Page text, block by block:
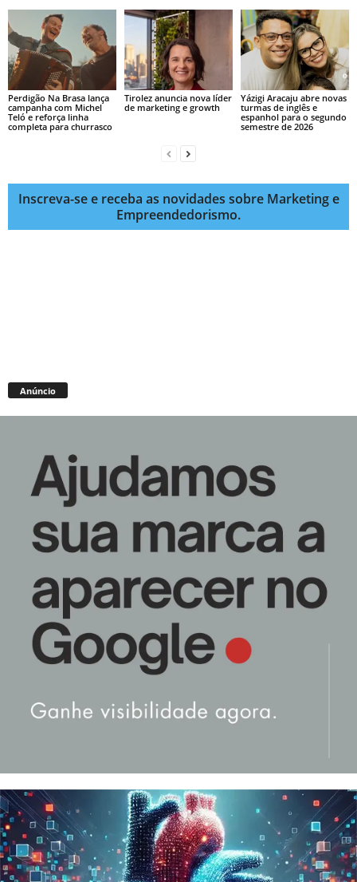
Perdigão Na Brasa lança
campanha com Michel
Teló e reforça linha
completa para churrasco
Tirolez anuncia nova líder
de marketing e growth
Yázigi Aracaju abre novas
turmas de inglês e
espanhol para o segundo
semestre de 2026
Inscreva-se e receba as novidades sobre Marketing e
Empreendedorismo.
Anúncio